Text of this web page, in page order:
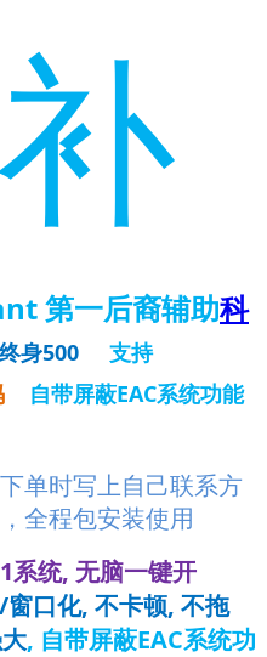
第一后裔辅助科
身500
支持
自带屏蔽EAC系统功能
单时写上自己联系方
全程包安装使用
系统, 无脑一键开
口化, 不卡顿, 不拖
, 自带屏蔽EAC系统功